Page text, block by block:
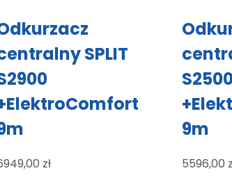
SPLIT
zł
9m
5596,00